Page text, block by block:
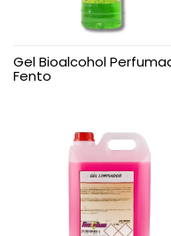
Gel Bioalcohol
Fento